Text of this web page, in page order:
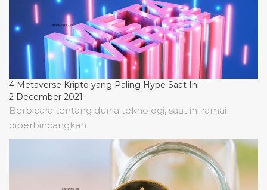
4 Metaverse Kripto yang Paling Hype Saat Ini
2 December 2021
Berbicara tentang dunia teknologi, saat ini ramai
diperbincangkan